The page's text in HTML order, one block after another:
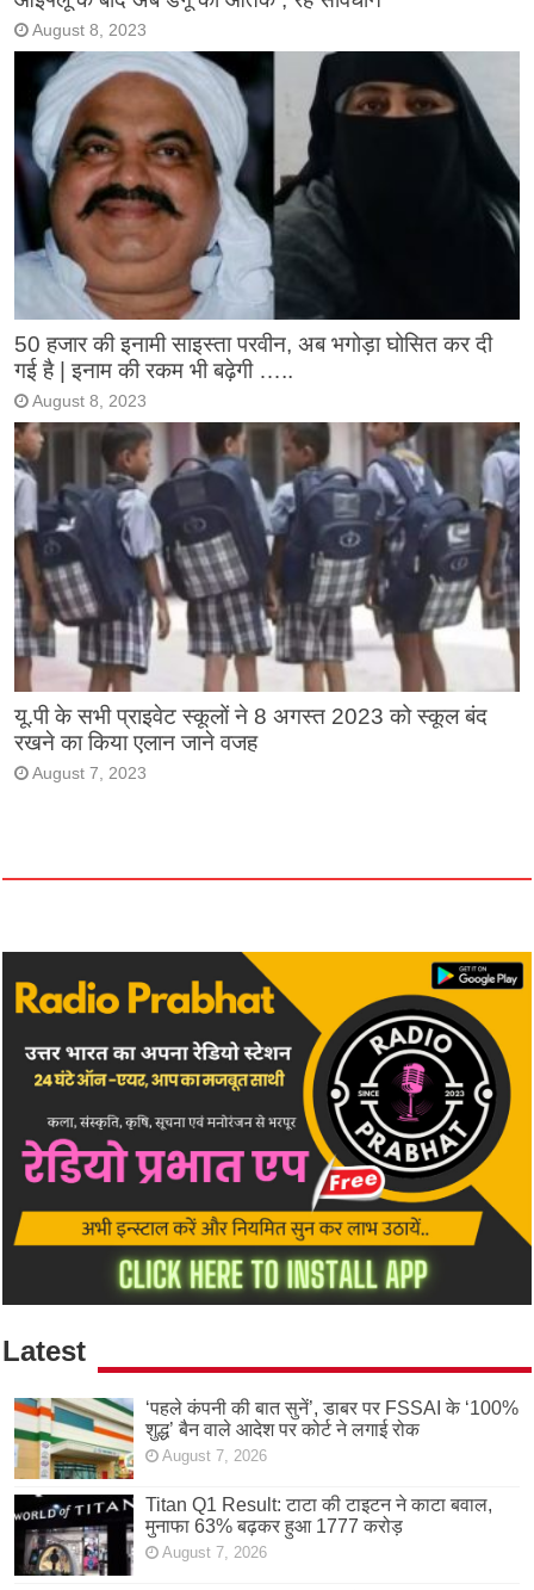
August 8, 2023
50 हजार की इनामी साइस्ता परवीन, अब भगोड़ा घोसित कर दी
गई है | इनाम की रकम भी बढ़ेगी …..
August 8, 2023
यू.पी के सभी प्राइवेट स्कूलों ने 8 अगस्त 2023 को स्कूल बंद
रखने का किया एलान जाने वजह
August 7, 2023
Latest
‘पहले कंपनी की बात सुनें’, डाबर पर FSSAI के ‘100%
शुद्ध’ बैन वाले आदेश पर कोर्ट ने लगाई रोक
August 7, 2026
Titan Q1 Result: टाटा की टाइटन ने काटा बवाल,
मुनाफा 63% बढ़कर हुआ 1777 करोड़
August 7, 2026